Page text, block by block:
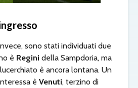
sono stati individuati due
è Regini della Sampdoria, ma
è ancora lontana. Un
è Venuti, terzino di